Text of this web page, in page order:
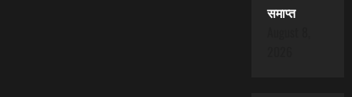
समाप्त